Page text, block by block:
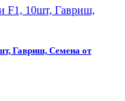
Гавриш, Семена от